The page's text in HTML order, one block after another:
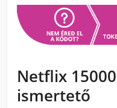
Netflix
ismertető